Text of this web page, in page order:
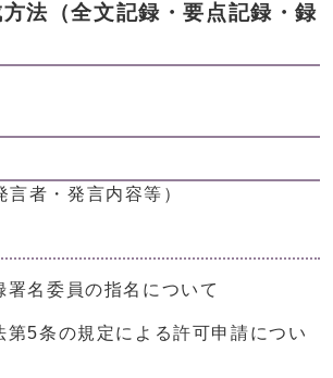
法（全文記録・要点記録・録
言者・発言内容等）
署名委員の指名について
第5条の規定による許可申請につい